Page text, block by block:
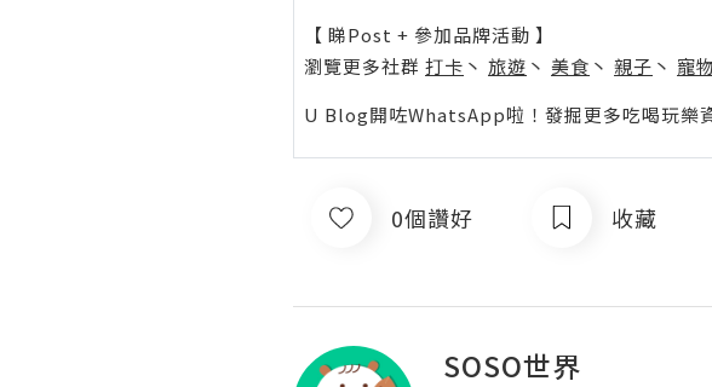
【 睇Post + 參加品牌活動 】
瀏覽更多社群 打卡 丶 旅遊 丶 美食 丶 親子 丶 寵物
U Blog開咗WhatsApp啦！發掘更多吃喝玩樂
0個讚好 收藏
SOSO世界